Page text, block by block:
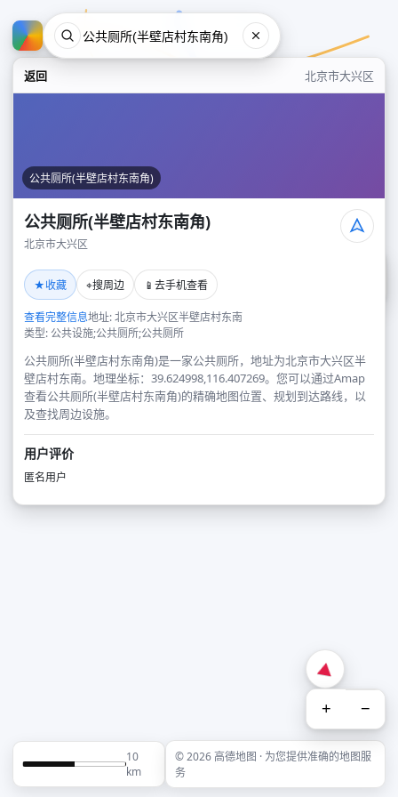
返回 北京市大兴区
公共厕所(半壁店村东南角)
公共厕所(半壁店村东南角)
北京市大兴区
★收藏 ⌖搜周边 📱 去手机查看
查看完整信息地址: 北京市大兴区半壁店村东南
类型: 公共设施;公共厕所;公共厕所
公共厕所(半壁店村东南角)是一家公共厕所，地址为北京市大兴区半
壁店村东南。地理坐标：39.624998,116.407269。您可以通过Amap
查看公共厕所(半壁店村东南角)的精确地图位置、规划到达路线，以
及查找周边设施。
用户评价
匿名用户
+ −
10
km
© 2026 高德地图 · 为您提供准确的地图服
务